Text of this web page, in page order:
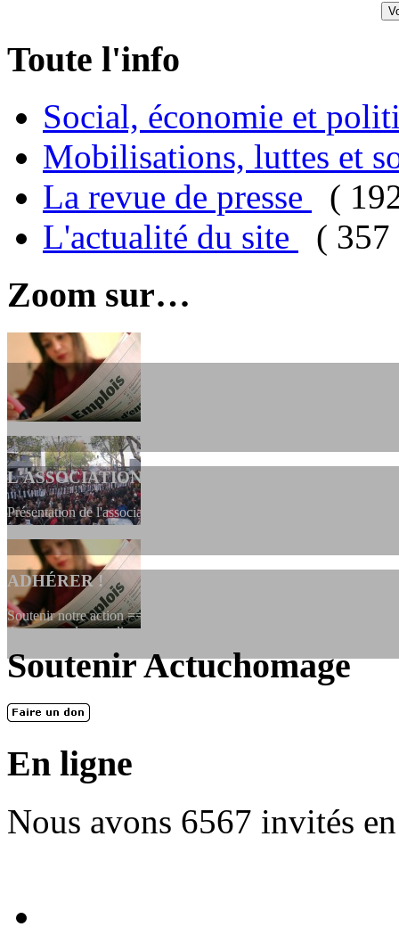
Toute l'info
Social, économie et
Mobilisations, luttes et
La revue de presse
(
L'actualité du site
( 357
Zoom sur…
L'ASSOCIATION
Présentation de l'association et de sa charte qui encadre nos actions
ADHÉRER !
Soutenir notre action ==> Si vous souhaitez adhérer à
dessous, en le remplissant et en...
En 2004, une dizaine de personnes contribuèrent au lancement de
Soutenir Actuchomage
En ligne
Nous avons 6567 invités